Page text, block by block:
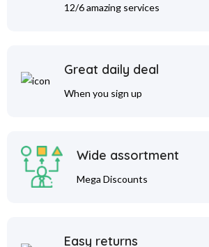
12/6 amazing services
Great daily deal
When you sign up
Wide assortment
Mega Discounts
Easy returns